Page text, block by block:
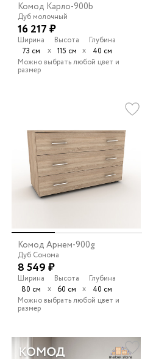
Комод Карло-900b
Дуб молочный
16 217 ₽
Ширина
73 см
х
Высота
115 см х
Глубина
40 см
Можно выбрать любой цвет и
размер
Комод Арнем-900g
Дуб Сонома
8 549 ₽
Ширина
80 см
х
Высота
60 см
х
Глубина
40 см
Можно выбрать любой цвет и
размер